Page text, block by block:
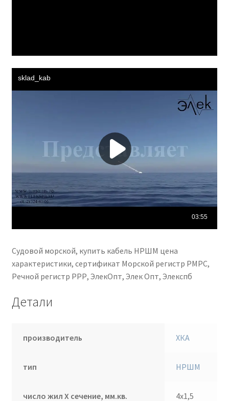
Судовой морской, купить кабель НРШМ цена
характеристики, сертификат Морской регистр РМРС,
Речной регистр РРР, ЭлекОпт, Элек Опт, Элекспб
Детали
производитель ХКА
тип НРШМ
число жил Х сечение, мм.кв. 4х1,5